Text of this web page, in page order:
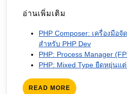
อ่านเพิ่มเติม
PHP Composer: เครื่องมือ
สำหรับ PHP Dev
PHP: Process Manager
PHP: Mixed Type ยืดหยุ่นแ
READ MORE READ